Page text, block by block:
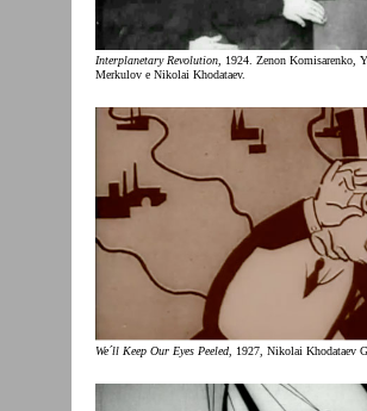
Interplanetary Revolution , 1924. Zenon Komisarenko,
Merkulov e Nikolai Khodataev.
We´ll Keep Our Eyes Peeled , 1927, Nikolai Khodataev